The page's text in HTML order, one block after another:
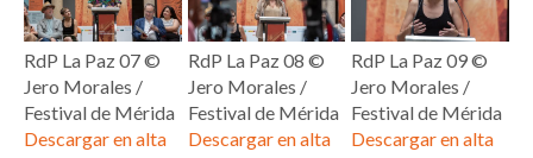
RdP La Paz 07 ©
Jero Morales /
Festival de Mérida
Descargar en alta
RdP La Paz 08 ©
Jero Morales /
Festival de Mérida
Descargar en alta
RdP La Paz 09 ©
Jero Morales /
Festival de Mérida
Descargar en alta